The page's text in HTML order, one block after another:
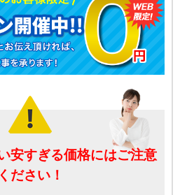
安すぎる価格にはご注意
ください！